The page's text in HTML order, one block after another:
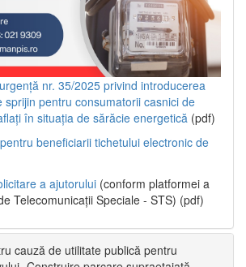
nr. 35/2025 privind introducerea
sprijin pentru consumatorii casnici de
în situația de sărăcie energetică (pdf)
beneficiarii tichetului electronic de
a ajutorului (conform platformei a
Telecomunicații Speciale - STS) (pdf)
cauză de utilitate publică pentru